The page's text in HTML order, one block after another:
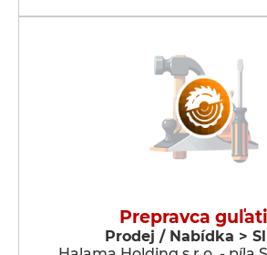
Prepravca
Prodej / Nabídka >